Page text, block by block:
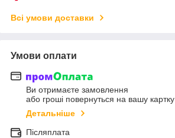
Всі умови доставки
Умови оплати
Ви отримаєте замовлення
або гроші повернуться на вашу картку
Детальніше
Післяплата